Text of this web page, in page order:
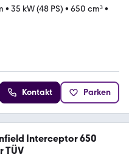
• 35 kW (48 PS) • 650 cm³•
Kontakt Parken
Interceptor 650
TÜV